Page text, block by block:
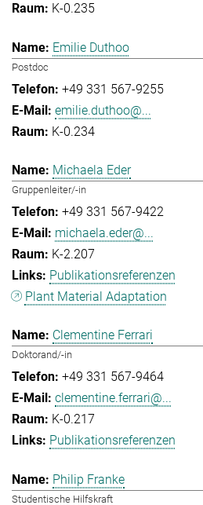
K-0.235
Emilie Duthoo
Postdoc
+49 331 567-9255
emilie.duthoo@...
K-0.234
Michaela Eder
Gruppenleiter/-in
+49 331 567-9422
michaela.eder@...
K-2.207
Publikationsreferenzen
Plant Material Adaptation
Clementine Ferrari
Doktorand/-in
+49 331 567-9464
clementine.ferrari@...
K-0.217
Publikationsreferenzen
Philip Franke
Studentische Hilfskraft